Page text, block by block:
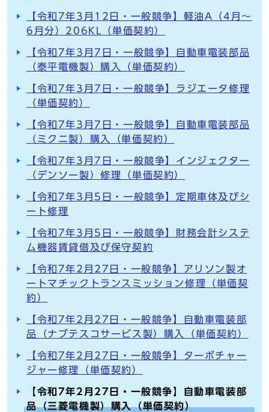
【令和7年3月12日・一般競争】軽油A（4月～
6月分）206KL（単価契約）
【令和7年3月7日・一般競争】自動車電装部品
（泰平電機製）購入（単価契約）
【令和7年3月7日・一般競争】ラジエータ修理
（単価契約）
【令和7年3月7日・一般競争】自動車電装部品
（ミクニ製）購入（単価契約）
【令和7年3月7日・一般競争】インジェクター
（デンソー製）修理（単価契約）
【令和7年3月5日・一般競争】定期車体及びシ
ート修理
【令和7年3月5日・一般競争】財務会計システ
ム機器賃貸借及び保守契約
【令和7年2月27日・一般競争】アリソン製オ
ートマチックトランスミッション修理（単価契
約）
【令和7年2月27日・一般競争】自動車電装部
品（ナブテスコサービス製）購入（単価契約）
【令和7年2月27日・一般競争】ターボチャー
ジャー修理（単価契約）
【令和7年2月27日・一般競争】自動車電装部
品（三菱電機製）購入（単価契約）